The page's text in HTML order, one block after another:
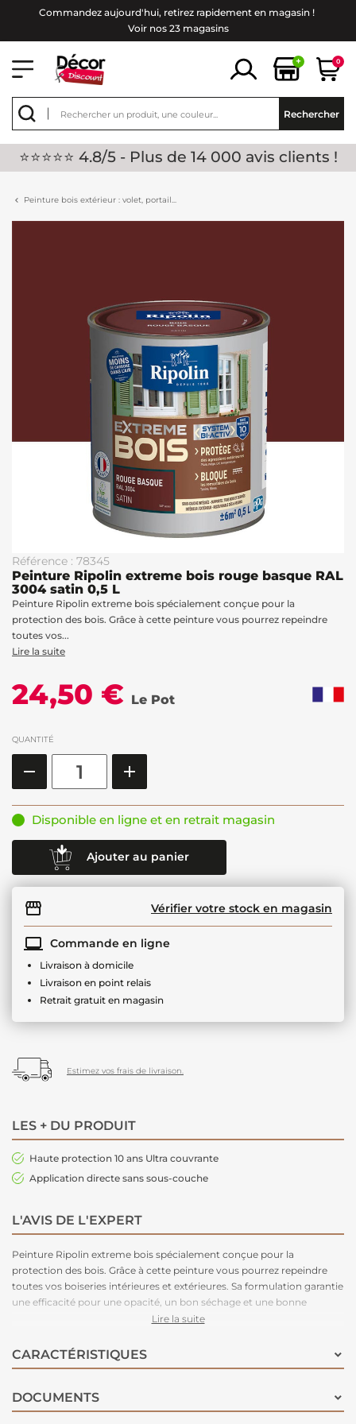
Commandez aujourd'hui, retirez rapidement en magasin !
Voir nos 23 magasins
+ 0
Rechercher
⭐⭐⭐⭐⭐ 4.8/5 - Plus de 14 000 avis clients !
Peinture bois extérieur : volet, portail...
Référence : 78345
Peinture Ripolin extreme bois rouge basque RAL
3004 satin 0,5 L
Peinture Ripolin extreme bois spécialement conçue pour la
protection des bois. Grâce à cette peinture vous pourrez repeindre
toutes vos...
Lire la suite
24,50 € Le Pot
QUANTITÉ
Disponible en ligne et en retrait magasin
Ajouter au panier
Vérifier votre stock en magasin
Commande en ligne
Livraison à domicile
Livraison en point relais
Retrait gratuit en magasin
Estimez vos frais de livraison.
LES + DU PRODUIT
Haute protection 10 ans Ultra couvrante
Application directe sans sous-couche
L'AVIS DE L'EXPERT
Peinture Ripolin extreme bois spécialement conçue pour la
protection des bois. Grâce à cette peinture vous pourrez repeindre
toutes vos boiseries intérieures et extérieures. Sa formulation garantie
une efficacité pour une opacité, un bon séchage et une bonne
résistance aux chocs et au lessivage. Elle a une très bonne stabilité
nocive pour limiter son impact sur l'environnement. Elle bloque et
fixe le support empêchant les remontées de tanin du bois. Son effet
meilleur tendu du film de peinture. Ce produit est teintable au
comptoir de la machine à teinter pour vous créer une couleur unique.
Lire la suite
CARACTÉRISTIQUES
DOCUMENTS